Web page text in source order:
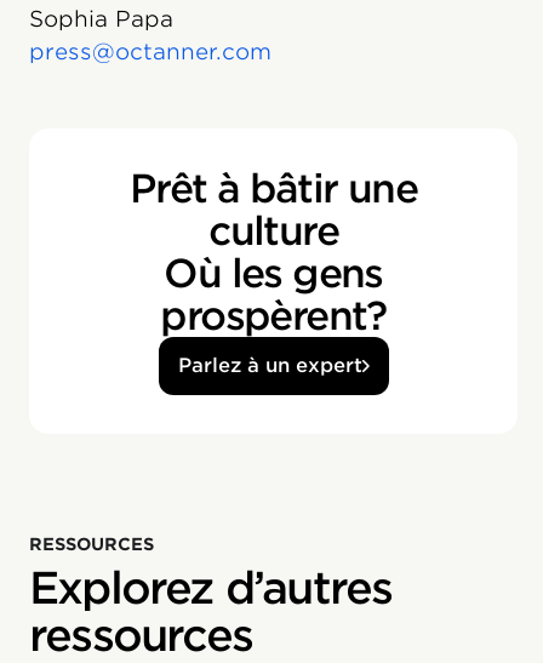
Sophia Papa
press@octanner.com
Prêt à bâtir une
culture
Où les gens
prospèrent?
Parlez à un expert
RESSOURCES
Explorez d’autres
ressources